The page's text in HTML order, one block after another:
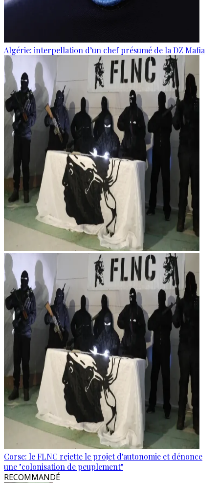
Algérie: interpellation d’un chef présumé de la DZ Mafia
Corse: le FLNC rejette le projet d'autonomie et dénonce
une "colonisation de peuplement"
RECOMMANDÉ